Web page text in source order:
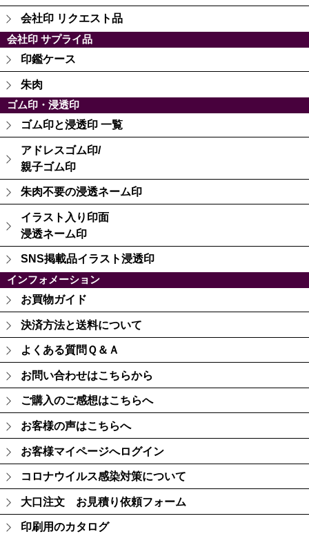
会社印 リクエスト品
会社印 サプライ品
印鑑ケース
朱肉
ゴム印・浸透印
ゴム印と浸透印 一覧
アドレスゴム印/
親子ゴム印
朱肉不要の浸透ネーム印
イラスト入り印面
浸透ネーム印
SNS掲載品イラスト浸透印
インフォメーション
お買物ガイド
決済方法と送料について
よくある質問Ｑ＆Ａ
お問い合わせはこちらから
ご購入のご感想はこちらへ
お客様の声はこちらへ
お客様マイページへログイン
コロナウイルス感染対策について
大口注文 お見積り依頼フォーム
印刷用のカタログ